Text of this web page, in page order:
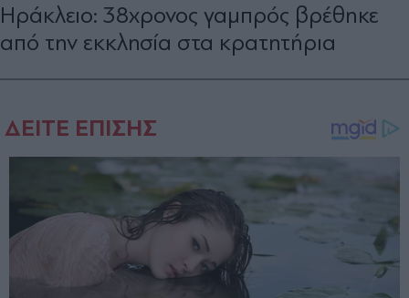
Ηράκλειο: 38χρονος γαμπρός βρέθηκε
από την εκκλησία στα κρατητήρια